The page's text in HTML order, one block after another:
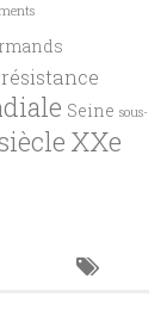
résistance
Seine sous-
XXe